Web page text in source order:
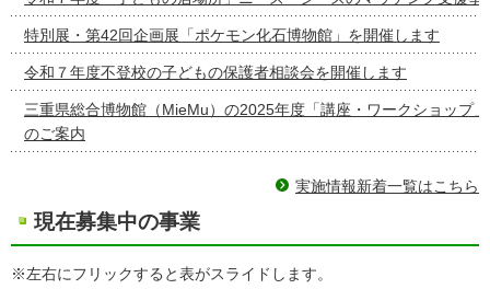
特別展・第42回企画展「ポケモン化石博物館」を開催します
令和７年度不登校の子どもの保護者相談会を開催します
三重県総合博物館（MieMu）の2025年度「講座・ワークショップ
のご案内
実施情報新着一覧はこちら
現在募集中の事業
※左右にフリックすると表がスライドします。